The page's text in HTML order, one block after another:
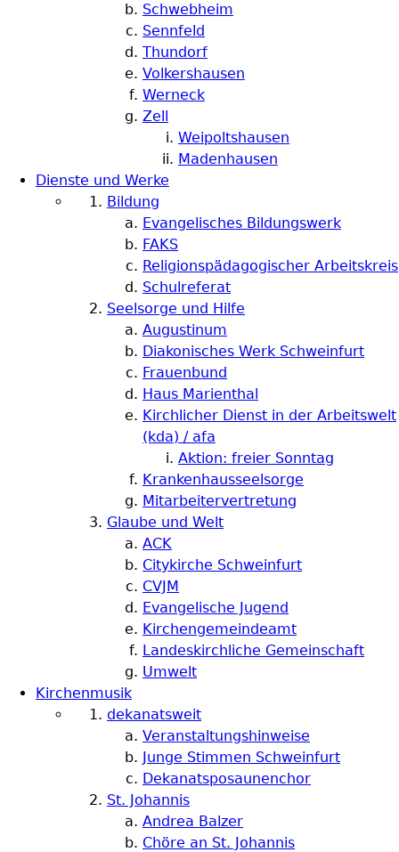
Schwebheim
Sennfeld
Thundorf
Volkershausen
Werneck
Zell
Weipoltshausen
Madenhausen
Dienste und Werke
Bildung
Evangelisches Bildungswerk
FAKS
Religionspädagogischer Arbeitskreis
Schulreferat
Seelsorge und Hilfe
Augustinum
Diakonisches Werk Schweinfurt
Frauenbund
Haus Marienthal
Kirchlicher Dienst in der Arbeitswelt
(kda) / afa
Aktion: freier Sonntag
Krankenhausseelsorge
Mitarbeitervertretung
Glaube und Welt
ACK
Citykirche Schweinfurt
CVJM
Evangelische Jugend
Kirchengemeindeamt
Landeskirchliche Gemeinschaft
Umwelt
Kirchenmusik
dekanatsweit
Veranstaltungshinweise
Junge Stimmen Schweinfurt
Dekanatsposaunenchor
St. Johannis
Andrea Balzer
Chöre an St. Johannis